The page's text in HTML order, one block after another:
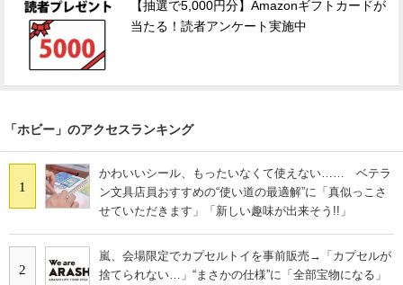
【抽選で5,000円分】Amazonギフトカードが
当たる！読者アンケート実施中
「ホビー」のアクセスランキング
1
かわいいシール、もったいなくて使えない…… ベテラ
ン文具店員おすすめの“使い道の最適解”に「真似っこさ
せていただきます」「新しい趣味が出来そう!!」
2
嵐、会場限定でカプセルトイを事前販売→「カプセルが
捨てられない…」“まさかの仕様”に「全部宝物になる」